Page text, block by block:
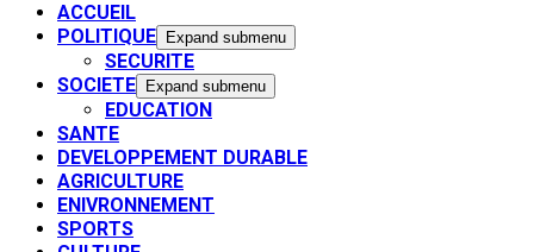
ACCUEIL
POLITIQUE
Expand submenu
SECURITE
SOCIETE
Expand submenu
EDUCATION
SANTE
DEVELOPPEMENT DURABLE
AGRICULTURE
ENIVRONNEMENT
SPORTS